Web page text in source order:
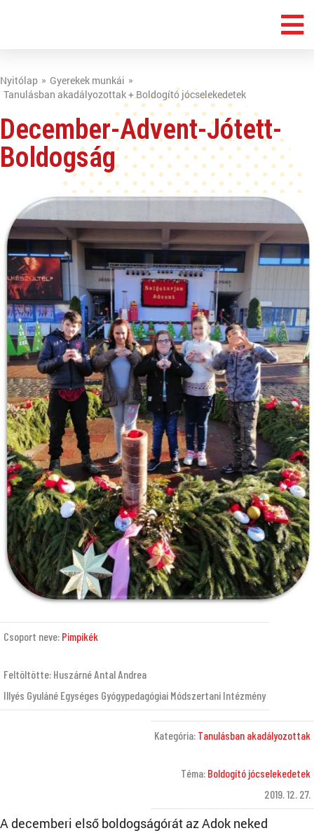
Nyitólap
Gyerekek munkái
Tanulásban akadályozottak + Boldogító jócselekedetek
December-Advent-Jótett-
Boldogság
Csoport neve: Pimpikék
Feltöltötte: Huszárné Antal Andrea
Illyés Gyuláné Egységes Gyógypedagógiai Módszertani Intézmény
Kategória: Tanulásban akadályozottak
Téma: Boldogító jócselekedetek
2019. 12. 27.
A decemberi első boldogságórát az Adok neked